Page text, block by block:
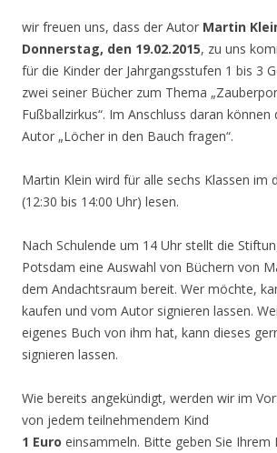
wir freuen uns, dass der Autor Martin
Donnerstag, den 19.02.2015, zu uns
für die Kinder der Jahrgangsstufen 1 bis 3
zwei seiner Bücher zum Thema
Fußballzirkus“. Im Anschluss daran können
Autor „Löcher in den Bauch fragen“.
Martin Klein wird für alle sechs Klassen im
(12:30 bis 14:00 Uhr) lesen.
Nach Schulende um 14 Uhr stellt die
Potsdam eine Auswahl von Büchern von
dem Andachtsraum bereit. Wer möchte,
kaufen und vom Autor signieren lassen.
eigenes Buch von ihm hat, kann dieses
signieren lassen.
Wie bereits angekündigt, werden wir im
von jedem teilnehmendem Kind
1 Euro einsammeln. Bitte geben Sie Ihrem